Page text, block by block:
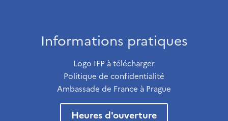
Informations pratiques
Logo IFP à télécharger
Politique de confidentialité
Ambassade de France à Prague
Heures d'ouverture